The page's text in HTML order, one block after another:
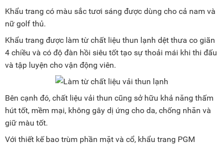
Khẩu trang có màu sắc tươi sáng được dùng cho cả nam và
nữ golf thủ.
Khẩu trang được làm từ chất liệu thun lạnh dệt thưa co giãn
4 chiều và có độ đàn hồi siêu tốt tạo sự thoải mái khi thi đấu
và tập luyện cho vận động viên.
Bên cạnh đó, chất liệu vải thun cũng sở hữu khả năng thấm
hút tốt, mềm mại, không gây dị ứng cho da, chống nhăn và
giữ màu tốt.
Với thiết kế bao trùm phần mặt và cổ, khẩu trang PGM